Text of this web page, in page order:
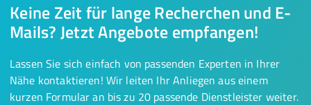
Keine Zeit für lange Recherchen und E-
Mails? Jetzt Angebote empfangen!
Lassen Sie sich einfach von passenden Experten in Ihrer
Nähe kontaktieren! Wir leiten Ihr Anliegen aus einem
kurzen Formular an bis zu 20 passende Dienstleister weiter.